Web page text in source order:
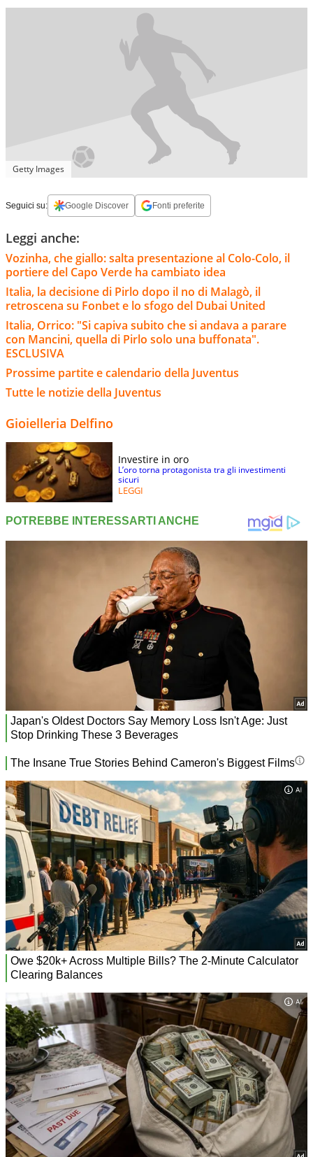
Getty Images
Seguici su: Google Discover Fonti preferite
Leggi anche:
Vozinha, che giallo: salta presentazione al Colo-Colo, il
portiere del Capo Verde ha cambiato idea
Italia, la decisione di Pirlo dopo il no di Malagò, il
retroscena su Fonbet e lo sfogo del Dubai United
Italia, Orrico: "Si capiva subito che si andava a parare
con Mancini, quella di Pirlo solo una buffonata".
ESCLUSIVA
Prossime partite e calendario della Juventus
Tutte le notizie della Juventus
Gioielleria Delfino
Investire in oro
L’oro torna protagonista tra gli investimenti
sicuri
LEGGI